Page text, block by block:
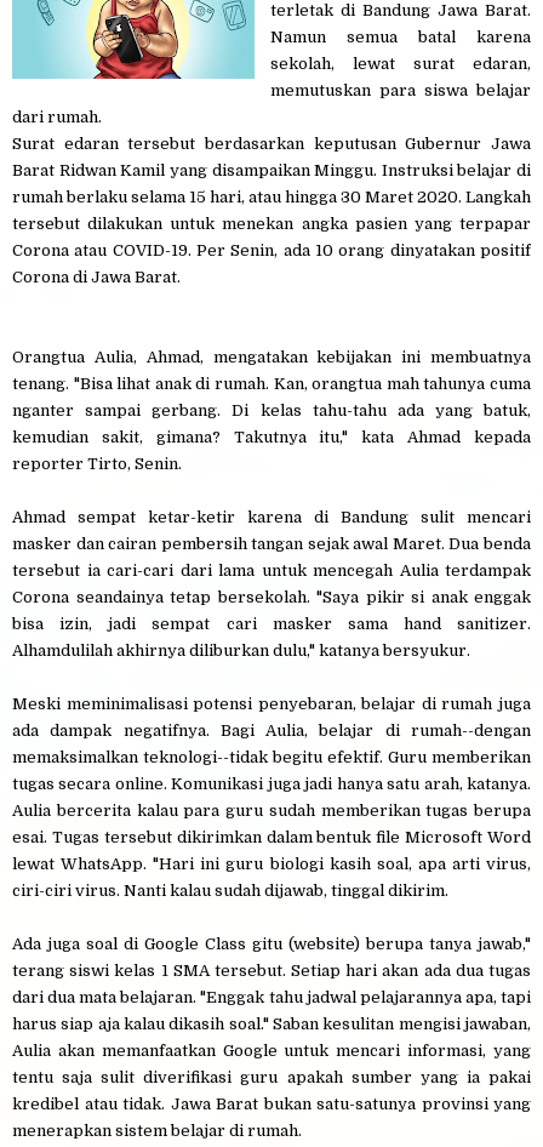
terletak di Bandung Jawa Barat.
Namun semua batal karena
sekolah, lewat surat edaran,
memutuskan para siswa belajar
dari rumah.
Surat edaran tersebut berdasarkan keputusan Gubernur Jawa
Barat Ridwan Kamil yang disampaikan Minggu. Instruksi belajar di
rumah berlaku selama 15 hari, atau hingga 30 Maret 2020. Langkah
tersebut dilakukan untuk menekan angka pasien yang terpapar
Corona atau COVID-19. Per Senin, ada 10 orang dinyatakan positif
Corona di Jawa Barat.
Orangtua Aulia, Ahmad, mengatakan kebijakan ini membuatnya
tenang. "Bisa lihat anak di rumah. Kan, orangtua mah tahunya cuma
nganter sampai gerbang. Di kelas tahu-tahu ada yang batuk,
kemudian sakit, gimana? Takutnya itu," kata Ahmad kepada
reporter Tirto, Senin.
Ahmad sempat ketar-ketir karena di Bandung sulit mencari
masker dan cairan pembersih tangan sejak awal Maret. Dua benda
tersebut ia cari-cari dari lama untuk mencegah Aulia terdampak
Corona seandainya tetap bersekolah. "Saya pikir si anak enggak
bisa izin, jadi sempat cari masker sama hand sanitizer.
Alhamdulilah akhirnya diliburkan dulu," katanya bersyukur.
Meski meminimalisasi potensi penyebaran, belajar di rumah juga
ada dampak negatifnya. Bagi Aulia, belajar di rumah--dengan
memaksimalkan teknologi--tidak begitu efektif. Guru memberikan
tugas secara online. Komunikasi juga jadi hanya satu arah, katanya.
Aulia bercerita kalau para guru sudah memberikan tugas berupa
esai. Tugas tersebut dikirimkan dalam bentuk file Microsoft Word
lewat WhatsApp. "Hari ini guru biologi kasih soal, apa arti virus,
ciri-ciri virus. Nanti kalau sudah dijawab, tinggal dikirim.
Ada juga soal di Google Class gitu (website) berupa tanya jawab,"
terang siswi kelas 1 SMA tersebut. Setiap hari akan ada dua tugas
dari dua mata belajaran. "Enggak tahu jadwal pelajarannya apa, tapi
harus siap aja kalau dikasih soal." Saban kesulitan mengisi jawaban,
Aulia akan memanfaatkan Google untuk mencari informasi, yang
tentu saja sulit diverifikasi guru apakah sumber yang ia pakai
kredibel atau tidak. Jawa Barat bukan satu-satunya provinsi yang
menerapkan sistem belajar di rumah.